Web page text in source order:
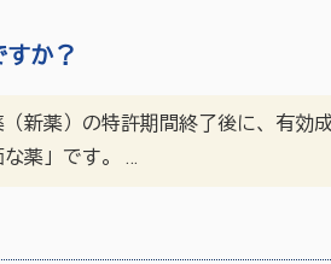
か？
新薬）の特許期間終了後に、有
薬」です。 …